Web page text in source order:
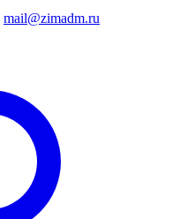
mail@zimadm.ru